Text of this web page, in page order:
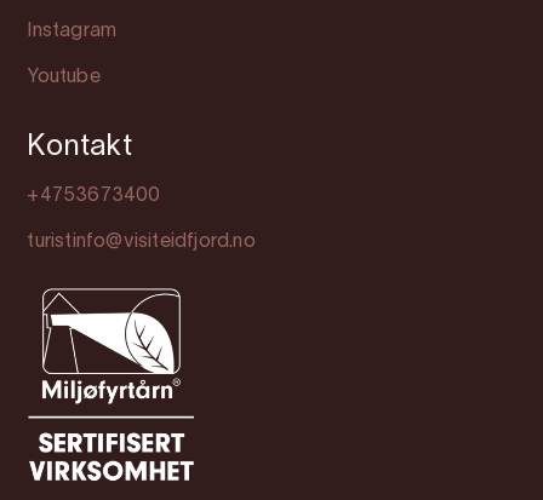
Instagram
Youtube
Kontakt
+4753673400
turistinfo@visiteidfjord.no